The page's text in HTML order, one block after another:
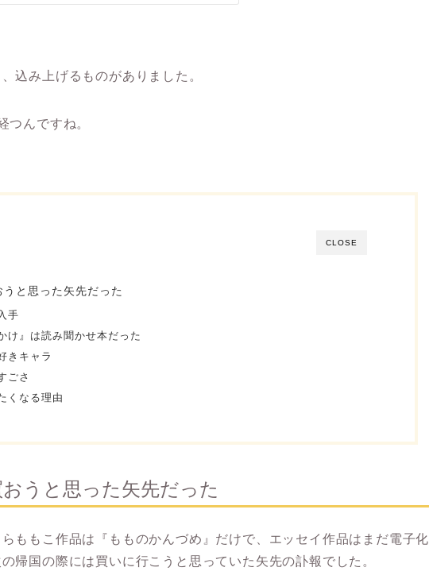
込み上げるものがありました。
つんですね。
CLOSE
と思った矢先だった
手
け』は読み聞かせ本だった
きキャラ
ごさ
くなる理由
うと思った矢先だった
ももこ作品は『もものかんづめ』だけで、エッセイ作品はまだ電子化
帰国の際には買いに行こうと思っていた矢先の訃報でした。